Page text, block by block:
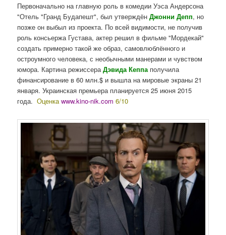
Первоначально на главную роль в комедии Уэса Андерсона
"Отель "Гранд Будапешт", был утверждёнДжонни Депп, но
позже он выбыл из проекта. По всей видимости, не получив
роль консьержа Густава, актер решил в фильме "Мордекай"
создать примерно такой же образ, самовлюблённого и
остроумного человека, с необычными манерами и чувством
юмора. Картина режиссераДэвида Кеппа получила
финансирование в 60 млн.$ и вышла на мировые экраны 21
января. Украинская премьера планируется 25 июня 2015
года.Оценка www.kino-nik.com6/10